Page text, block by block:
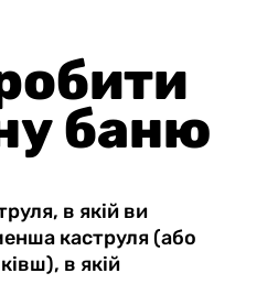
баню
в якій ви
каструля (або
в якій